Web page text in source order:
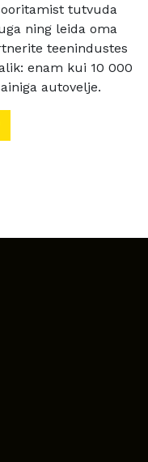
tutvuda
ning leida oma
teenindustes
enam kui 10 000
autovelje.